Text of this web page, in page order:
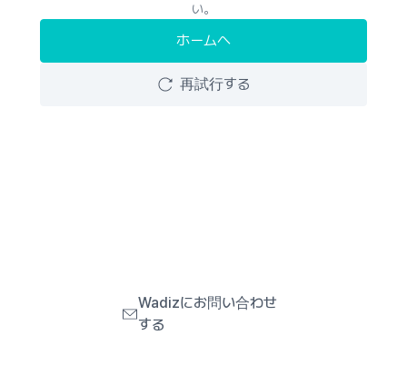
い。
ホームへ
再試行する
Wadizにお問い合わせ
する